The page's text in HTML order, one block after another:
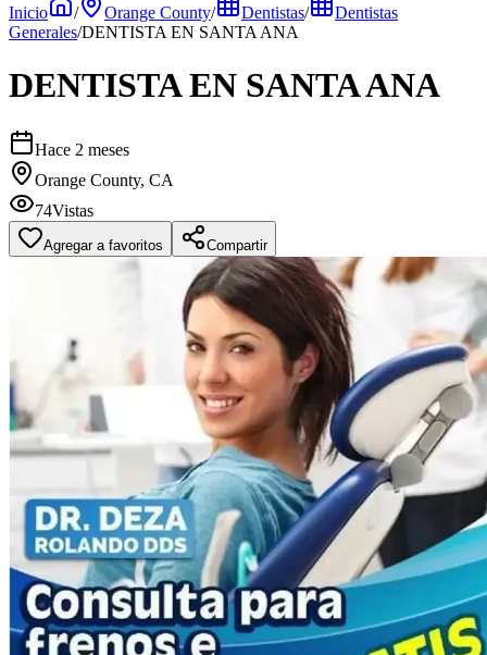
Inicio / Orange County/ Dentistas/
Dentistas
Generales/DENTISTA EN SANTA ANA
DENTISTA EN SANTA ANA
Hace 2 meses
Orange County, CA
74Vistas
Agregar a favoritos Compartir